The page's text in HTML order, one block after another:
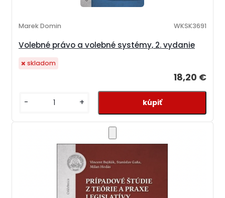
Volebné právo a volebné systémy, 2. vydanie
Marek Domin WKSK3691
18,20 €
skladom
- +